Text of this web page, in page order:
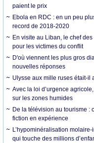
paient le prix
Ebola en RDC : en un peu
record de 2018-2020
En visite au Liban, le chef
pour les victimes du conflit
D'où viennent les plus gros
nouvelles réponses
Ulysse aux mille ruses était-il
Avec la loi d’urgence
sur les zones humides
De la télévision au tourisme :
fiction en expérience
L’hypominéralisation
qui touche des millions